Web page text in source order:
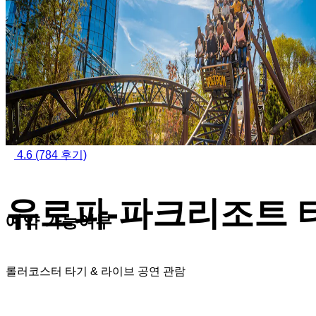
4.6 (784 후기)
유로파-파크리조트
롤러코스터 타기 & 라이브 공연 관람
예약 가능여부